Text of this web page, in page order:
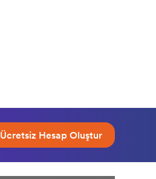
Ücretsiz Hesap Oluştur